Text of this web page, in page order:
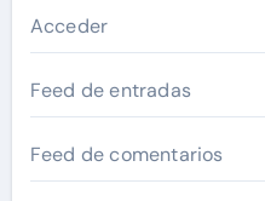
Acceder
Feed de entradas
Feed de comentarios